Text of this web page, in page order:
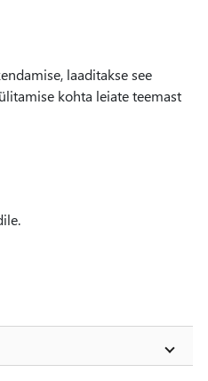
laaditakse see
kohta leiate teemast